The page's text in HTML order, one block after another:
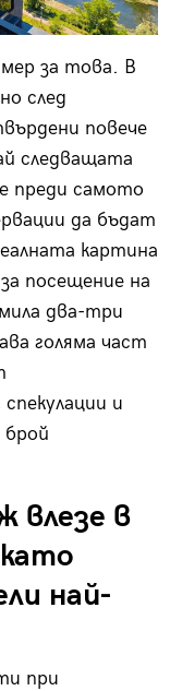
за това. В
след
повече
следващата
преди самото
да бъдат
картина
посещение на
два-три
голяма част
и
брой
влезе в
най-
при